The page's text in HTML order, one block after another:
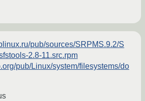
pub/sources/SRPMS.9.2/S
2.8-11.src.rpm
pub/Linux/system/filesystems/do